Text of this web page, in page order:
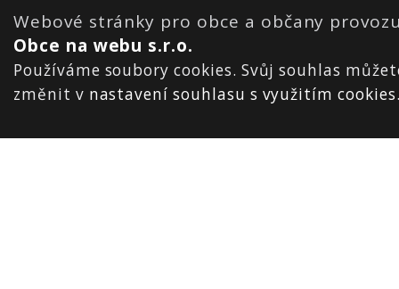
Webové stránky pro obce a občany
Obce na webu s.r.o.
Používáme soubory cookies. Svůj souhlas
změnit v nastavení souhlasu s využitím cookies